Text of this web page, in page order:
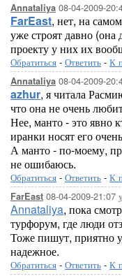
Annataliya 08-04-2009-
FarEast, нет, на
уже строят давно
проекту у них их
Обратиться - Ответить - К
Annataliya 08-04-2009-
azhur, я читала
что она не очень
Нее, манто - это явно
иранки носят его
А манто - по-моему,
не ошибаюсь.
Обратиться - Ответить - К
FarEast 08-04-2009-21:07
Annataliya, пока
турфорум, где люди
Тоже пишут, приятно
надежное.
Обратиться - Ответить - К